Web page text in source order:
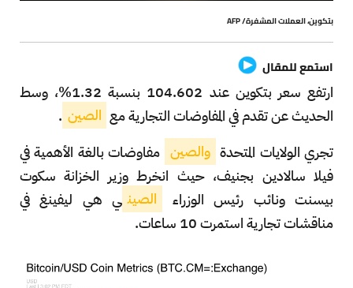
بتكوين، العملات المشفرة/ AFP
استمع للمقال
ارتفع سعر بتكوين عند 104.602 بنسبة 1.32%، وسط
الحديث عن تقدم في المفاوضات التجارية مع الصين .
تجري الولايات المتحدة والصين مفاوضات بالغة الأهمية في
فيلا سالادين بجنيف، حيث انخرط وزير الخزانة سكوت
بيسنت ونائب رئيس الوزراء
الصين ي هي ليفينغ في
مناقشات تجارية استمرت 10 ساعات.